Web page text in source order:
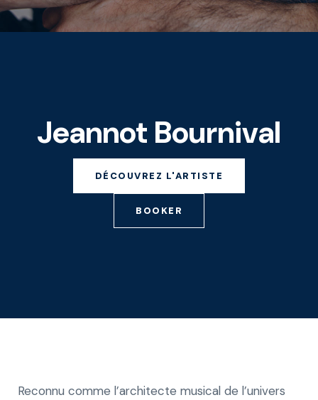
Jeannot Bournival
DÉCOUVREZ L'ARTISTE
BOOKER
Reconnu comme l’architecte musical de l’univers